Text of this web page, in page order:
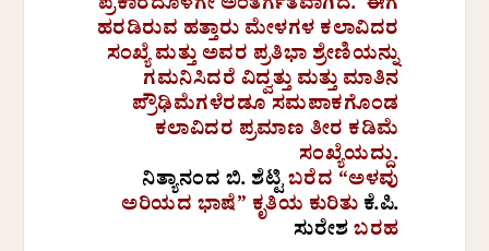
ಪ್ರಕಾರದೊಳಗೇ ಅಂತರ್ಗತವಾಗಿದೆ. ಈಗ
ಹರಡಿರುವ ಹತ್ತಾರು ಮೇಳಗಳ ಕಲಾವಿದರ
ಸಂಖ್ಯೆ ಮತ್ತು ಅವರ ಪ್ರತಿಭಾ ಶ್ರೇಣಿಯನ್ನು
ಗಮನಿಸಿದರೆ ವಿದ್ವತ್ತು ಮತ್ತು ಮಾತಿನ
ಪ್ರೌಢಿಮೆಗಳೆರಡೂ ಸಮಪಾಕಗೊಂಡ
ಕಲಾವಿದರ ಪ್ರಮಾಣ ತೀರ ಕಡಿಮೆ
ಸಂಖ್ಯೆಯದ್ದು.
ನಿತ್ಯಾನಂದ ಬಿ. ಶೆಟ್ಟಿಬರೆದ “ಅಳವು
ಅರಿಯದ ಭಾಷೆ” ಕೃತಿಯ ಕುರಿತು ಕೆ.ಪಿ.
ಸುರೇಶಬರಹ